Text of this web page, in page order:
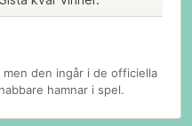
den ingår i de officiella
hamnar i spel.